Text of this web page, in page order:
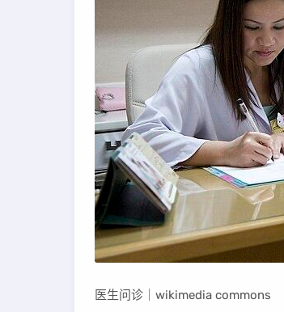
医生问诊｜wikimedia commons